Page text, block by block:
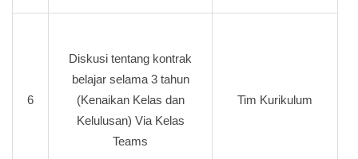
6
Diskusi tentang kontrak
belajar selama 3 tahun
(Kenaikan Kelas dan
Kelulusan) Via Kelas
Teams
Tim Kurikulum